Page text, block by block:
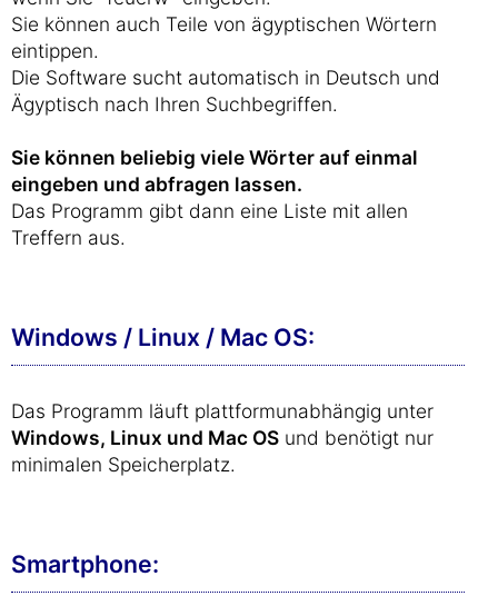
Sie können auch Teile von ägyptischen Wörtern
eintippen.
Die Software sucht automatisch in Deutsch und
Ägyptisch nach Ihren Suchbegriffen.
Sie können beliebig viele Wörter auf einmal
eingeben und abfragen lassen.
Das Programm gibt dann eine Liste mit allen
Treffern aus.
Windows / Linux / Mac OS:
Das Programm läuft plattformunabhängig unter
Windows, Linux und Mac OS und benötigt nur
minimalen Speicherplatz.
Smartphone: